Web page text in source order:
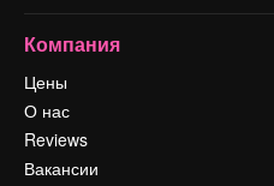
Компания
Цены
О нас
Reviews
Вакансии